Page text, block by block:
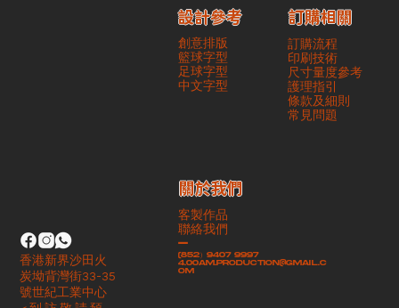
創意排版
籃球字型
足球字型
​中文字型
設計參考
訂購流程
印刷技術
尺寸量度參考
護理指引
條款及細則
​常見問題
訂購相關
客製作品
聯絡我們
-
(852）9407 9997
4.00am.production@gmail.c
om
​關於我們
香港新界沙田火
炭坳背灣街33-35
號世紀工業中心